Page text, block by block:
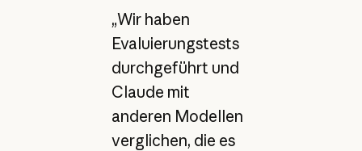
„Wir haben
Evaluierungstests
durchgeführt und
Claude mit
anderen Modellen
verglichen, die es